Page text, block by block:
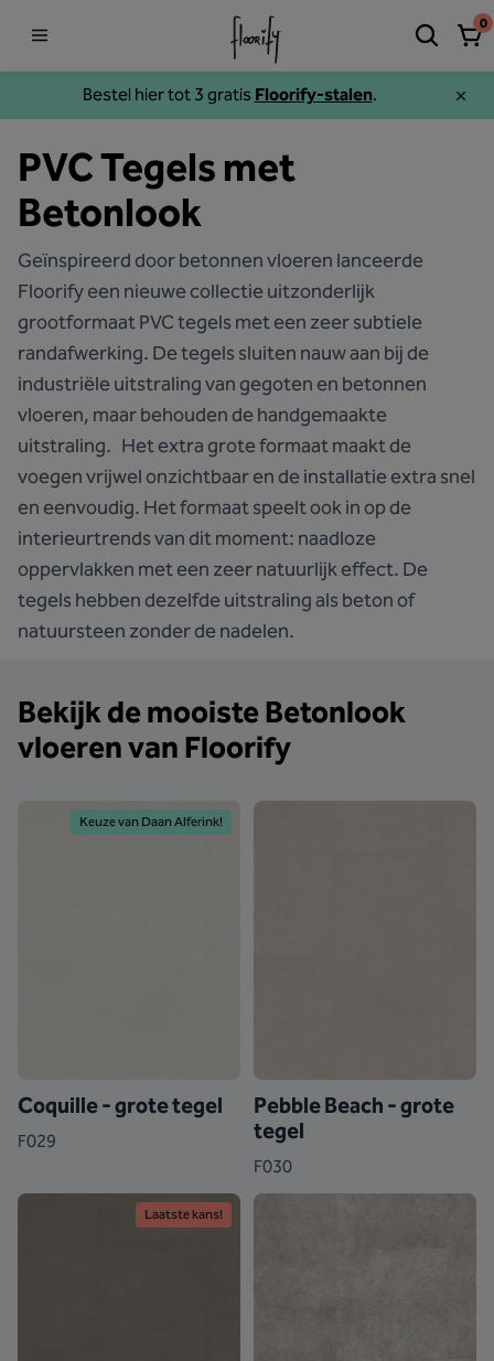
Bestel hier tot 3 gratis Floorify-stalen.
0
PVC Tegels met
Betonlook
Geïnspireerd door betonnen vloeren lanceerde
Floorify een nieuwe collectie uitzonderlijk
grootformaat PVC tegels met een zeer subtiele
randafwerking. De tegels sluiten nauw aan bij de
industriële uitstraling van gegoten en betonnen
vloeren, maar behouden de handgemaakte
uitstraling. Het extra grote formaat maakt de
voegen vrijwel onzichtbaar en de installatie extra snel
en eenvoudig. Het formaat speelt ook in op de
interieurtrends van dit moment: naadloze
oppervlakken met een zeer natuurlijk effect. De
tegels hebben dezelfde uitstraling als beton of
natuursteen zonder de nadelen.
Bekijk de mooiste Betonlook
vloeren van Floorify
Keuze van Daan Alferink!
Coquille - grote tegel
F029
Pebble Beach - grote
tegel
F030
Laatste kans!